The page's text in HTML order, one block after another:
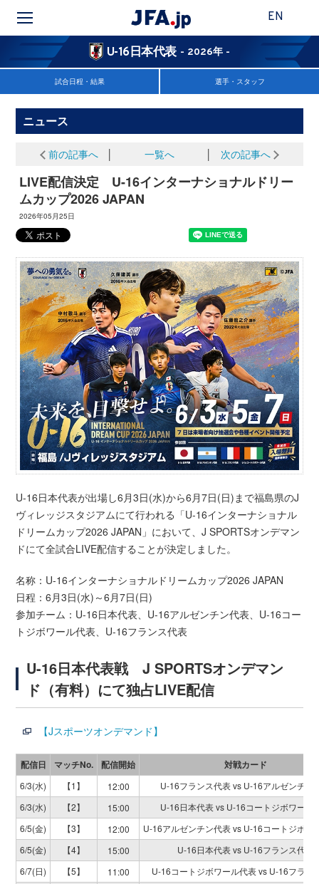
EN
U-16日本代表 - 2026年 -
試合日程・結果 選手・スタッフ
ニュース
前の記事へ 一覧へ 次の記事へ
LIVE配信決定 U-16インターナショナルドリー
ムカップ2026 JAPAN
2026年05月25日
U-16日本代表が出場し6月3日(水)から6月7日(日)まで福島県のJ
ヴィレッジスタジアムにて行われる「U-16インターナショナル
ドリームカップ2026 JAPAN」において、J SPORTSオンデマン
ドにて全試合LIVE配信することが決定しました。
名称：U-16インターナショナルドリームカップ2026 JAPAN
日程：6月3日(水)～6月7日(日)
参加チーム：U-16日本代表、U-16アルゼンチン代表、U-16コー
トジボワール代表、U-16フランス代表
U-16日本代表戦 J SPORTSオンデマン
ド（有料）にて独占LIVE配信
【Jスポーツオンデマンド】
配信日 マッチNo. 配信開始 対戦カード
6/3(水) 【1】 12:00
U-16フランス代表 vs U-16アルゼンチン
6/3(水)
【2】 15:00
U-16日本代表 vs U-16コートジボワール
6/5(金)
【3】 12:00
U-16アルゼンチン代表 vs U-16コートジボワ
6/5(金)
【4】 15:00
U-16日本代表 vs U-16フランス代表
6/7(日)
【5】 11:00
U-16コートジボワール代表 vs U-16フラン